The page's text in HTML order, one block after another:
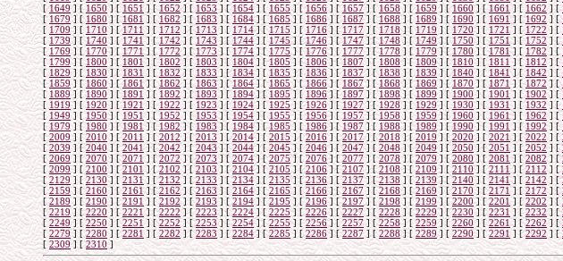
[1649 ] [ 1650 ] [ 1651 ] [1652] [ 1653] [1654 ] [ 1655] [1656 ] [ 1657] [ 1658 ] [1659 ] [1660 ] [ 1661 ] [ 1662] [
[1679] [1680 ] [1681 ] [1682] [1683] [1684] [1685] [1686] [1687] [1688] [ 1689 ] [1690] [ 1691 ] [1692 ] [
[ 1709] [ 1710] [1711 ] [ 1712 ] [1713 ] [ 1714] [1715 ] [ 1716] [1717 ] [1718] [ 1719] [ 1720] [ 1721] [1722 ] [
[1739] [1740] [ 1741 ] [1742 ] [ 1743] [ 1744 ] [1745] [1746 ] [1747 ] [ 1748] [ 1749] [1750] [1751] [ 1752 ] [
[ 1769 ] [ 1770] [ 1771] [ 1772 ] [1773 ] [1774 ] [1775 ] [1776] [1777] [1778 ] [ 1779 ] [ 1780] [1781] [ 1782 ] [
[ 1799] [ 1800 ] [1801 ] [1802] [1803 ] [ 1804] [1805] [1806] [1807 ] [ 1808] [ 1809] [ 1810] [ 1811 ] [1812] [
[1829] [ 1830] [ 1831 ] [1832] [1833 ] [1834] [ 1835] [1836] [1837] [ 1838 ] [ 1839 ] [1840] [ 1841 ] [ 1842 ] [
[1859 ] [1860 ] [1861 ] [1862] [ 1863] [1864] [1865] [ 1866] [1867] [1868] [1869 ] [1870 ] [1871 ] [1872 ] [
[ 1889] [ 1890] [1891] [1892 ] [1893 ] [ 1894] [1895] [ 1896] [1897 ] [1898] [1899] [1900 ] [ 1901 ] [1902] [
[ 1919] [1920] [1921 ] [1922 ] [ 1923] [ 1924] [ 1925] [1926 ] [1927 ] [ 1928 ] [ 1929] [1930] [1931] [1932 ] [
[ 1949 ] [1950] [ 1951 ] [1952 ] [1953 ] [1954 ] [ 1955 ] [1956] [ 1957] [1958 ] [ 1959] [ 1960 ] [1961] [ 1962 ] [
[1979] [ 1980 ] [1981 ] [1982] [1983] [ 1984] [1985] [1986] [1987 ] [ 1988] [ 1989] [1990] [ 1991 ] [1992] [
[2009] [ 2010 ] [2011 ] [2012] [2013 ] [2014] [ 2015] [ 2016] [2017] [ 2018 ] [ 2019 ] [2020] [ 2021 ] [ 2022 ] [
[ 2039 ] [2040 ] [2041 ] [2042 ] [2043] [2044] [2045] [ 2046] [2047] [ 2048] [2049 ] [ 2050 ] [2051 ] [2052 ] [
[ 2069] [ 2070 ] [2071] [2072 ] [2073 ] [ 2074] [2075] [2076] [2077 ] [2078] [ 2079] [2080] [ 2081 ] [2082 ] [
[ 2099] [ 2100 ] [2101 ] [2102 ] [2103 ] [ 2104] [2105 ] [2106] [2107 ] [ 2108] [ 2109] [2110] [2111 ] [2112 ] [
[ 2129] [2130] [ 2131 ] [2132 ] [2133 ] [2134 ] [2135 ] [2136] [2137] [2138 ] [ 2139] [ 2140] [2141] [ 2142 ] [
[2159] [2160] [2161] [2162] [2163] [ 2164] [2165] [2166] [ 2167 ] [2168] [2169] [2170 ] [2171 ] [2172] [
[2189] [2190 ] [2191 ] [2192] [2193] [ 2194] [ 2195] [2196] [2197 ] [ 2198 ] [ 2199] [ 2200] [2201 ] [ 2202 ] [
[2219 ] [2220 ] [ 2221 ] [2222] [ 2223] [2224 ] [ 2225] [2226 ] [2227] [ 2228 ] [2229 ] [2230 ] [ 2231 ] [ 2232] [
[ 2249] [ 2250 ] [2251] [2252 ] [2253 ] [ 2254] [2255] [2256] [2257 ] [2258] [ 2259 ] [ 2260] [ 2261 ] [2262 ] [
[ 2279] [ 2280] [2281 ] [2282 ] [2283 ] [ 2284] [2285] [2286] [2287 ] [2288] [ 2289] [2290] [2291] [2292 ] [
[2309 ] [2310]